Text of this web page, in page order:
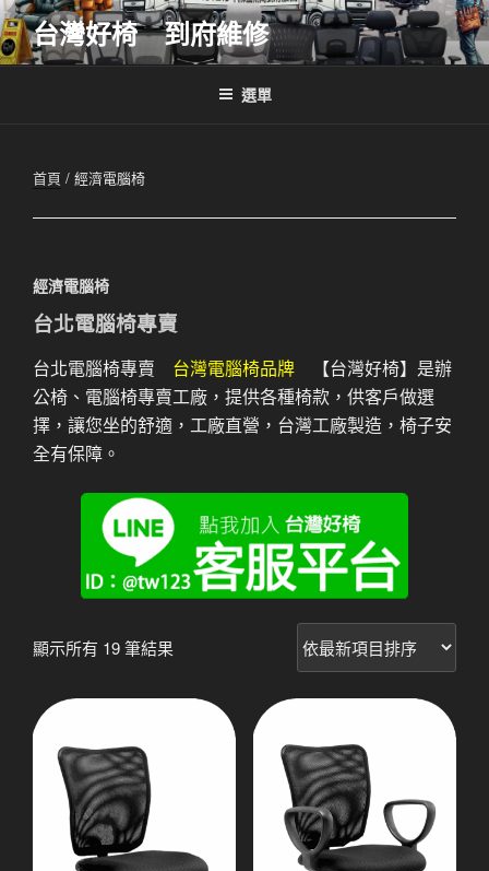
跳
至
主
台灣好椅 到府維修
選單
首頁 / 經濟電腦椅
經濟電腦椅
台北電腦椅專賣
台北電腦椅專賣 台灣電腦椅品牌 【台灣好椅】是辦
公椅、電腦椅專賣工廠，提供各種椅款，供客戶做選
擇，讓您坐的舒適，工廠直營，台灣工廠製造，椅子安
全有保障。
顯示所有 19 筆結果
新